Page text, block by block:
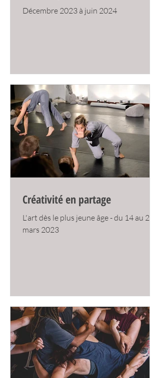
Décembre 2023 à juin 2024
Créativité en partage
L'art dès le plus jeune âge - du 14 au 23
mars 2023